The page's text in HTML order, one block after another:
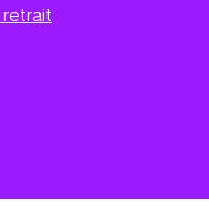
retrait